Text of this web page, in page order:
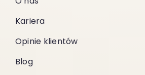
Kariera
Opinie klientów
Blog